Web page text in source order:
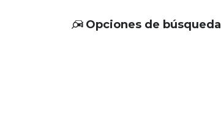
Opciones de búsqueda